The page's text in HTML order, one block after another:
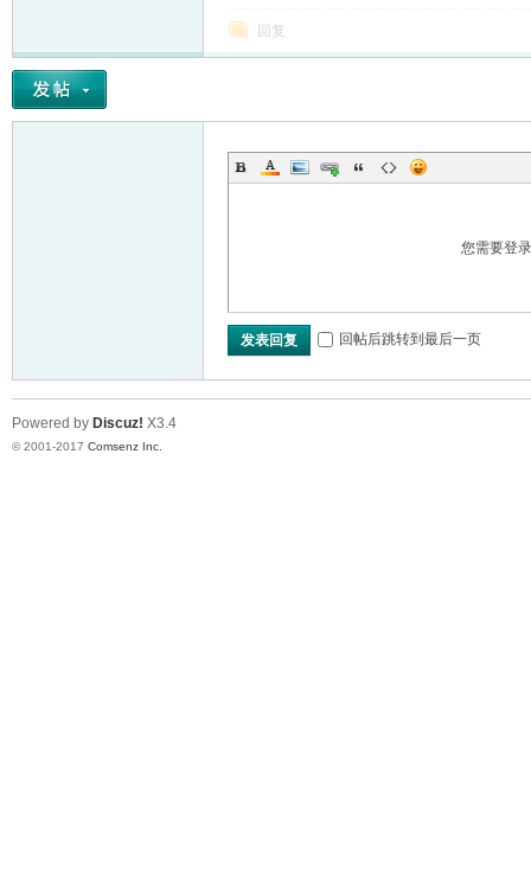
M
回复
您需要登
发表回复 回帖后跳转到最后一页
Powered by Discuz! X3.4
© 2001-2017 Comsenz Inc.